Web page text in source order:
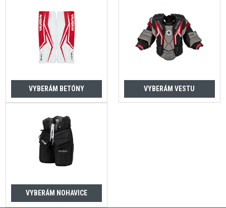
VYBERÁM BETÓNY VYBERÁM VESTU
VYBERÁM NOHAVICE